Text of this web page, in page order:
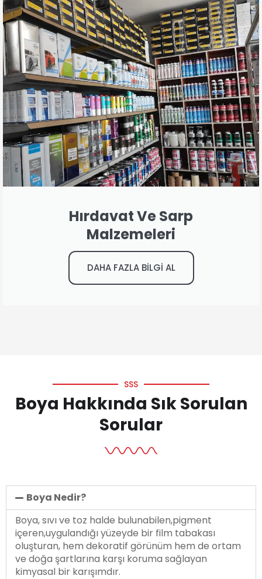
Hırdavat Ve Sarp
Malzemeleri
DAHA FAZLA BİLGİ AL
SSS
Boya Hakkında Sık Sorulan
Sorular
Boya Nedir?
Boya, sıvı ve toz halde bulunabilen,pigment
içeren,uygulandığı yüzeyde bir film tabakası
oluşturan, hem dekoratif görünüm hem de ortam
ve doğa şartlarına karşı koruma sağlayan
kimyasal bir karışımdır.